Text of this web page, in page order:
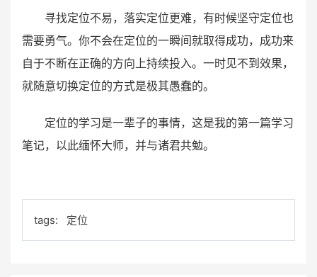
寻找定位不易，落实定位更难，有时候坚守定位也
需要勇气。你不会在定位的一瞬间就取得成功，成功来
自于不断在正确的方向上持续投入。一时见不到效果，
就随意切换定位的方式是极其愚蠢的。
定位的学习是一辈子的事情，这是我的第一篇学习
笔记，以此缅怀大师，并与诸君共勉。
tags: 定位